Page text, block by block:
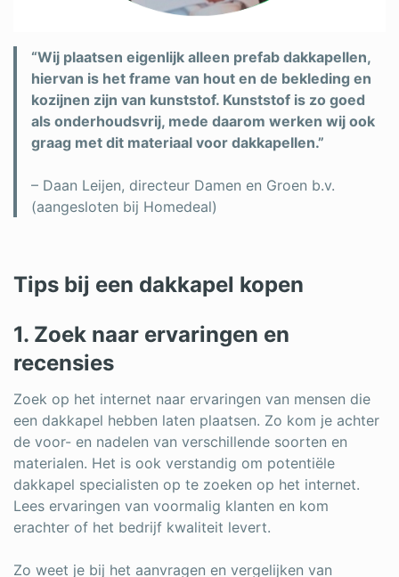
“Wij plaatsen eigenlijk alleen prefab dakkapellen,
hiervan is het frame van hout en de bekleding en
kozijnen zijn van kunststof. Kunststof is zo goed
als onderhoudsvrij, mede daarom werken wij ook
graag met dit materiaal voor dakkapellen.”
– Daan Leijen, directeur Damen en Groen b.v.
(aangesloten bij Homedeal)
Tips bij een dakkapel kopen
1. Zoek naar ervaringen en
recensies
Zoek op het internet naar ervaringen van mensen die
een dakkapel hebben laten plaatsen. Zo kom je achter
de voor- en nadelen van verschillende soorten en
materialen. Het is ook verstandig om potentiële
dakkapel specialisten op te zoeken op het internet.
Lees ervaringen van voormalig klanten en kom
erachter of het bedrijf kwaliteit levert.
Zo weet je bij het aanvragen en vergelijken van